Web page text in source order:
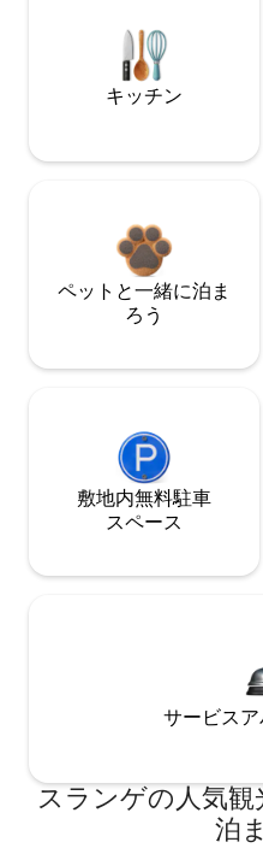
キッチン
ペットと一緒に泊ま
ろう
敷地内無料駐⁠車
ス⁠ペ⁠ー⁠ス
サービス
スランゲの人気
泊